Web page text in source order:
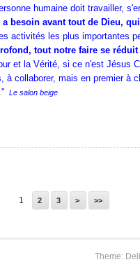
humaine doit travailler,
a besoin avant tout de Dieu,
activités les plus importantes
tout notre faire se
et la Vérité, si ce n'est Jésus
à collaborer, mais en premier à
Le salon beige
1 2 3 > >>
Theme: